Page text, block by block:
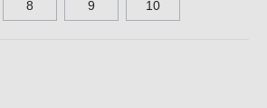
8 9 10